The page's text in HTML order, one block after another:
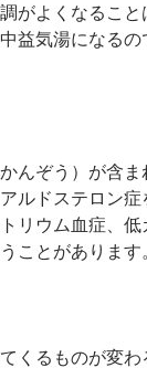
がよくなること
益気湯になる
んぞう）が含ま
ルドステロン
リウム血症、低
ことがあります
くるものが変わ